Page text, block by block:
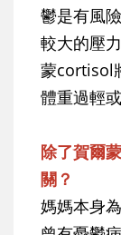
鬱是有風
較大的壓
蒙cortisol
體重過輕或
除了賀爾
關？
媽媽本身